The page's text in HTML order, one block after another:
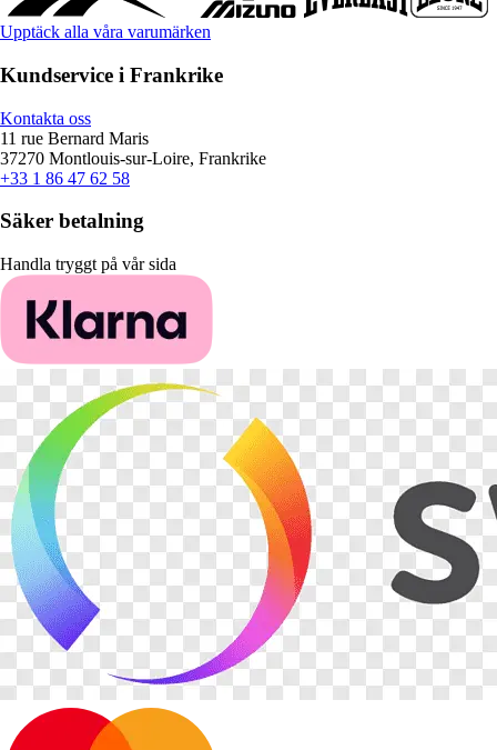
Upptäck alla våra varumärken
Kundservice i Frankrike
Kontakta oss
11 rue Bernard Maris
37270 Montlouis-sur-Loire, Frankrike
+33 1 86 47 62 58
Säker betalning
Handla tryggt på vår sida